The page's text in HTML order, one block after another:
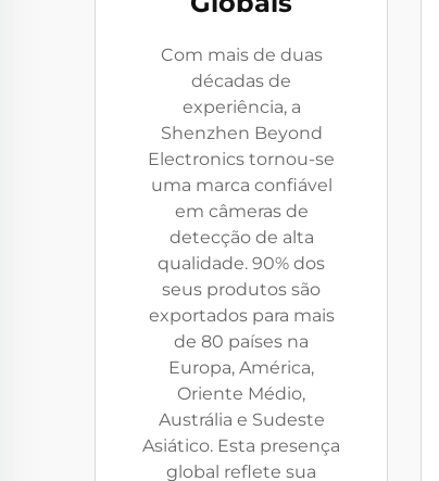
Com mais de duas
décadas de
experiência, a
Shenzhen Beyond
Electronics tornou-se
uma marca confiável
em câmeras de
detecção de alta
qualidade. 90% dos
seus produtos são
exportados para mais
de 80 países na
Europa, América,
Oriente Médio,
Austrália e Sudeste
Asiático. Esta presença
global reflete sua